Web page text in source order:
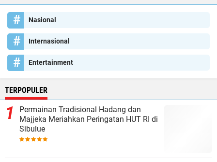
Nasional
Internasional
Entertainment
TERPOPULER
Permainan Tradisional Hadang dan
Majjeka Meriahkan Peringatan HUT RI di
Sibulue